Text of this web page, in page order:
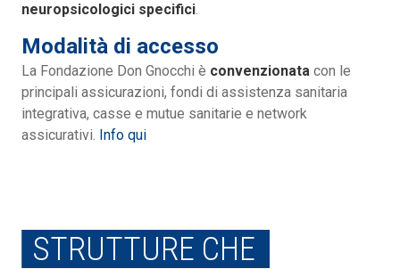
neuropsicologici specifici.
Modalità di accesso
La Fondazione Don Gnocchi è convenzionata con le
principali assicurazioni, fondi di assistenza sanitaria
integrativa, casse e mutue sanitarie e network
assicurativi. Info qui
STRUTTURE CHE